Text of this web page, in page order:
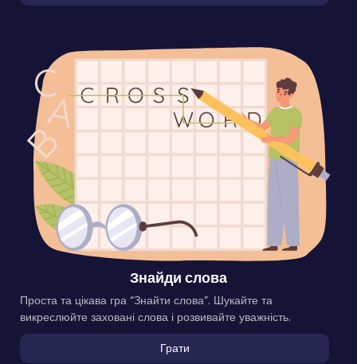
Знайди слова
Проста та цікава гра “Знайти слова”. Шукайте та
викреслюйте заховані слова і розвивайте уважність.
Грати